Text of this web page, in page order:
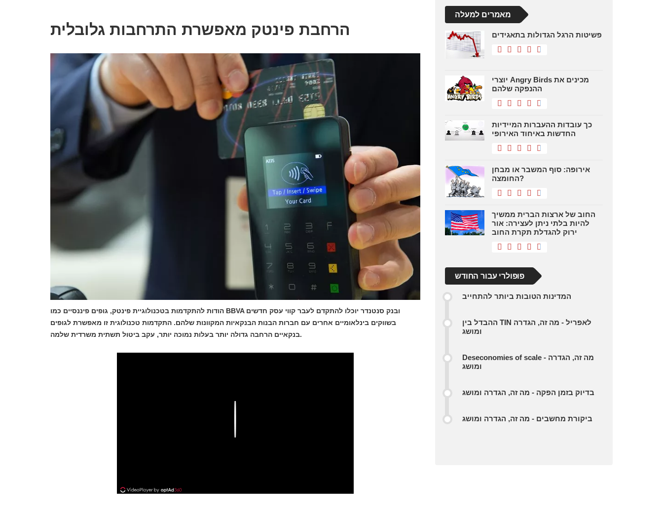
הרחבת פינטק מאפשרת התרחבות גלובלית
הודות להתקדמות בטכנולוגיית פינטק, גופים פיננסיים כמו BBVA ובנק סנטנדר יוכלו להתקדם לעבר קווי עסק חדשים
בשווקים בינלאומיים אחרים עם חברות הבנות הבנקאיות המקוונות שלהם. התקדמות טכנולוגית זו מאפשרת לגופים
בנקאיים הרחבה גדולה יותר בעלות נמוכה יותר, עקב ביטול תשתית משרדית שלמה.
מאמרים למעלה
פשיטות הרגל הגדולות בתאגידים
יוצרי Angry Birds מכינים את
ההנפקה שלהם
כך עובדות ההעברות המיידיות
החדשות באיחוד האירופי
אירופה: סוף המשבר או מבחן
החומצה?
החוב של ארצות הברית ממשיך
להיות בלתי ניתן לעצירה: אור
ירוק להגדלת תקרת החוב
פופולרי עבור החודש
המדינות הטובות ביותר להתחייב
ההבדל בין TIN לאפריל - מה זה, הגדרה
ומושג
Deseconomies of scale - מה זה, הגדרה
ומושג
בדיוק בזמן הפקה - מה זה, הגדרה ומושג
ביקורת מחשבים - מה זה, הגדרה ומושג